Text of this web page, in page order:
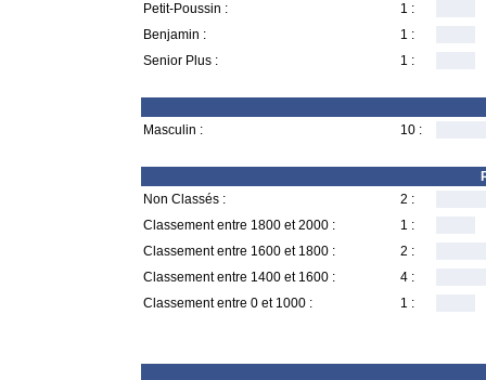
Petit-Poussin :
1 :
Benjamin :
1 :
Senior Plus :
1 :
Masculin : 10 :
Non Classés :
2 :
Classement entre 1800 et 2000 :
1 :
Classement entre 1600 et 1800 :
2 :
Classement entre 1400 et 1600 :
4 :
Classement entre 0 et 1000 :
1 :